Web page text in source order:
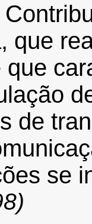
que
que
de
se